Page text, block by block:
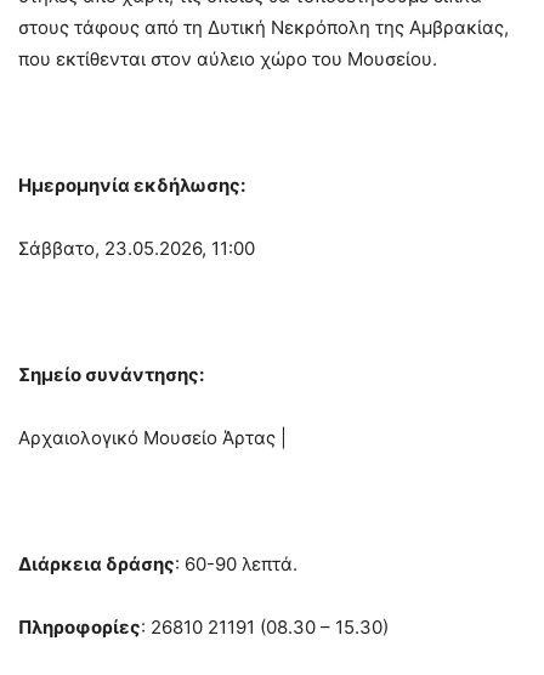
στους τάφους από τη Δυτική Νεκρόπολη της Αμβρακίας,
που εκτίθενται στον αύλειο χώρο του Μουσείου.
Ημερομηνία εκδήλωσης:
Σάββατο, 23.05.2026, 11:00
Σημείο συνάντησης:
Αρχαιολογικό Μουσείο Άρτας |
Διάρκεια δράσης: 60-90 λεπτά.
Πληροφορίες: 26810 21191 (08.30 – 15.30)